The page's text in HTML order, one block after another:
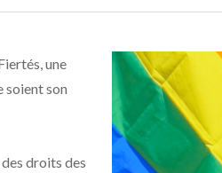
une
soient son
droits des